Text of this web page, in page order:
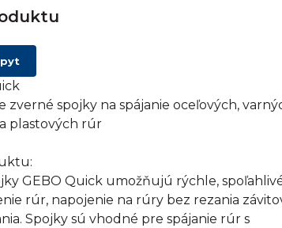
zverné spojky na spájanie oceľových,
plastových rúr
GEBO Quick umožňujú rýchle,
rúr, napojenie na rúry bez rezania
Spojky sú vhodné pre spájanie rúr s